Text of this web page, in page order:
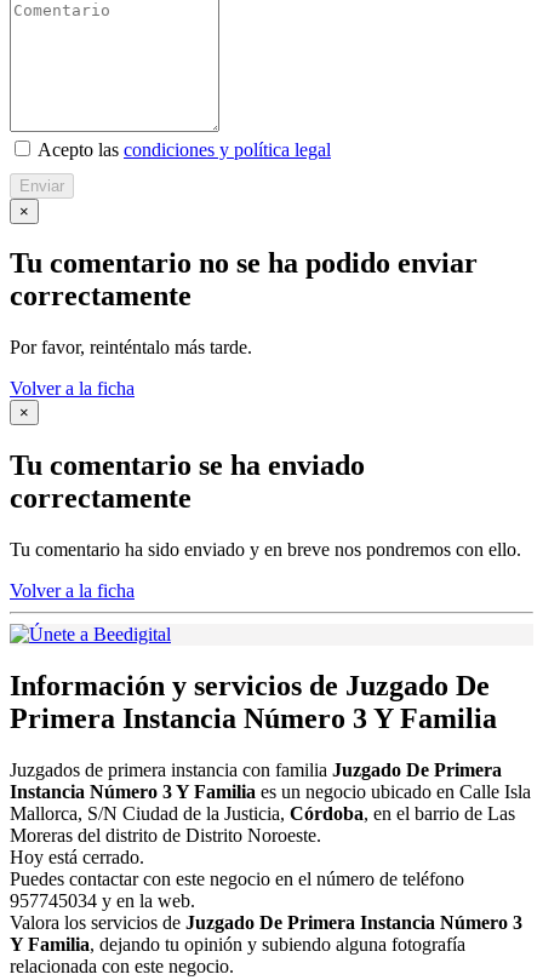
Acepto las condiciones y política legal
Enviar
×
Tu comentario no se ha podido enviar
correctamente
Por favor, reinténtalo más tarde.
Volver a la ficha
×
Tu comentario se ha enviado
correctamente
Tu comentario ha sido enviado y en breve nos pondremos con ello.
Volver a la ficha
Información y servicios de Juzgado De
Primera Instancia Número 3 Y Familia
Juzgados de primera instancia con familia Juzgado De Primera
Instancia Número 3 Y Familia es un negocio ubicado en Calle Isla
Mallorca, S/N Ciudad de la Justicia, Córdoba, en el barrio de Las
Moreras del distrito de Distrito Noroeste.
Hoy está cerrado.
Puedes contactar con este negocio en el número de teléfono
957745034 y en la web.
Valora los servicios de Juzgado De Primera Instancia Número 3
Y Familia, dejando tu opinión y subiendo alguna fotografía
relacionada con este negocio.